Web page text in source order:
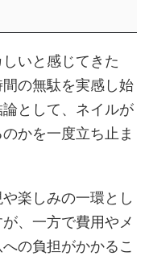
いと感じてきた
の無駄を実感し始
として、ネイルが
かを一度立ち止ま
楽しみの一環とし
、一方で費用やメ
の負担がかかるこ